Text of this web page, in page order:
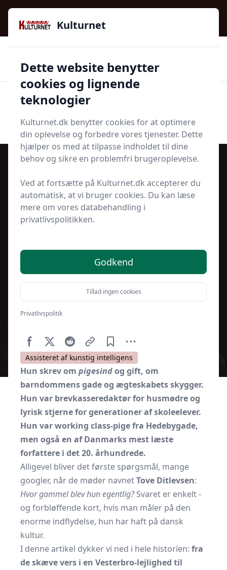
Kulturnet - Alt Det Gode I Livet | Din Kulturguide Siden
2016
97 kategorier 👍Kun godkendte butikker
Start søgning
Udgivet i Kulturnyt
Hvor gammel blev Tove Ditlevsen?
- Livet, kunsten og arven efter et
Assisteret af kunstig intelligens
Hun skrev om pigesindog gift, om
barndommens gade og ægteskabets skygger.
Hun var brevkasseredaktør for husmødre og
lyrisk stjerne for generationer af skoleelever.
Hun var working class-pige fra Hedebygade,
men også en af Danmarks mest læste
forfattere i det 20. århundrede.
Alligevel bliver det første spørgsmål, mange
googler, når de møder navnetTove Ditlevsen:
Hvor gammel blev hun egentlig?Svaret er enkelt -
og forbløffende kort, hvis man måler på den
enorme indflydelse, hun har haft på dansk
kultur.
I denne artikel dykker vi ned i hele historien: fra
de skæve vers i en Vesterbro-lejlighed til
Kulturnet
Dette website benytter
cookies og lignende
teknologier
Kulturnet.dk benytter cookies for at optimere
din oplevelse og forbedre vores tjenester. Dette
hjælper os med at tilpasse indholdet til dine
behov og sikre en problemfri brugeroplevelse.
Ved at fortsætte på Kulturnet.dk accepterer du
automatisk, at vi bruger cookies. Du kan læse
mere om vores databehandling i
privatlivspolitikken.
Godkend
Tillad ingen cookies
Privatlivspolitik